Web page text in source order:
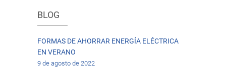
BLOG
FORMAS DE AHORRAR ENERGÍA ELÉCTRICA
EN VERANO
9 de agosto de 2022